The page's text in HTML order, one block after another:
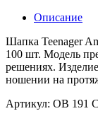
Описание
Шапка Teenager
100 шт. Модель
решениях.
ношении на
Артикул: ОВ 191